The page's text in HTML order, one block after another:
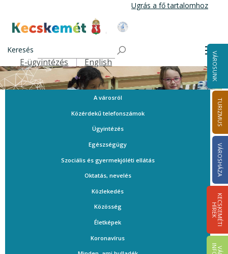
tartalomra
Ugrás a fő tartalomhoz
Kecskemét Város Honlapja
Keresés
Felső navigáció
E-ügyintézés English VÁROSUNK
TURIZMUS
VÁROSHÁZA
K
E
C
S
K
E
M
É
T
I
HÍ
R
E
K
A városról
Közérdekű telefonszámok
Ügyintézés
Egészségügy
Szociális és gyermekjóléti ellátás
Oktatás, nevelés
Közlekedés
Közösség
Életképek
Koronavírus